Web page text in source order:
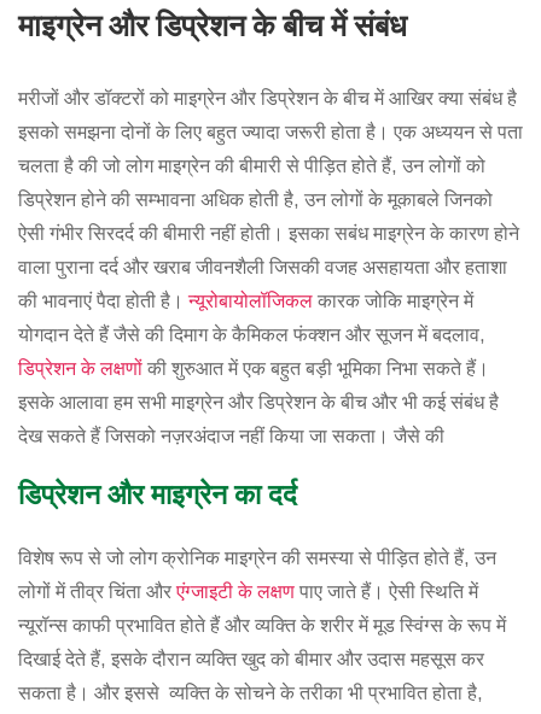
माइग्रेन और डिप्रेशन के बीच में संबंध
मरीजों और डॉक्टरों को माइग्रेन और डिप्रेशन के बीच में आखिर क्या संबंध है
इसको समझना दोनों के लिए बहुत ज्यादा जरूरी होता है। एक अध्ययन से पता
चलता है की जो लोग माइग्रेन की बीमारी से पीड़ित होते हैं, उन लोगों को
डिप्रेशन होने की सम्भावना अधिक होती है, उन लोगों के मूकाबले जिनको
ऐसी गंभीर सिरदर्द की बीमारी नहीं होती। इसका सबंध माइग्रेन के कारण होने
वाला पुराना दर्द और खराब जीवनशैली जिसकी वजह असहायता और हताशा
की भावनाएं पैदा होती है।न्यूरोबायोलॉजिकल कारक जोकि माइग्रेन में
योगदान देते हैं जैसे की दिमाग के कैमिकल फंक्शन और सूजन में बदलाव,
डिप्रेशन के लक्षणों की शुरुआत में एक बहुत बड़ी भूमिका निभा सकते हैं।
इसके आलावा हम सभी माइग्रेन और डिप्रेशन के बीच और भी कई संबंध है
देख सकते हैं जिसको नज़रअंदाज नहीं किया जा सकता। जैसे की
डिप्रेशन और माइग्रेन का दर्द
विशेष रूप से जो लोग क्रोनिक माइग्रेन की समस्या से पीड़ित होते हैं, उन
लोगों में तीव्र चिंता औरएंग्जाइटी के लक्षण पाए जाते हैं। ऐसी स्थिति में
न्यूरॉन्स काफी प्रभावित होते हैं और व्यक्ति के शरीर में मूड स्विंग्स के रूप में
दिखाई देते हैं, इसके दौरान व्यक्ति खुद को बीमार और उदास महसूस कर
सकता है। और इससे व्यक्ति के सोचने के तरीका भी प्रभावित होता है,